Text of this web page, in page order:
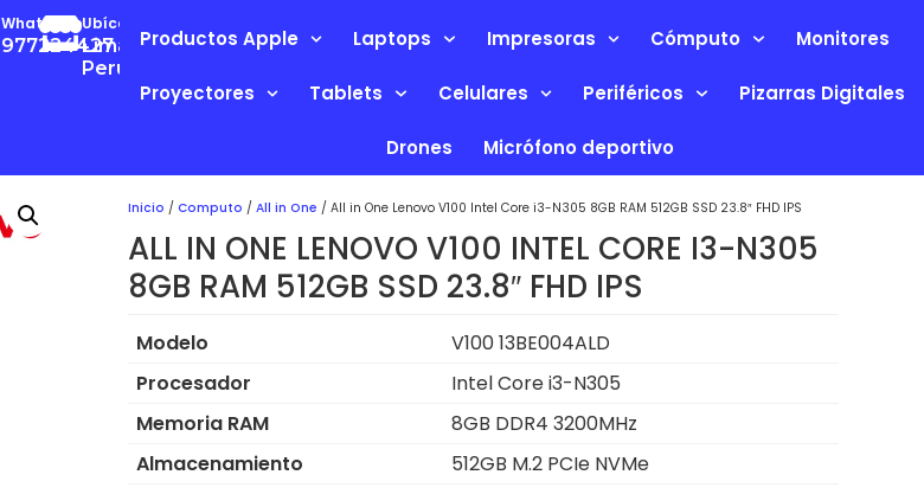
Whatsapp
977224427
Ubícanos
Lima-
Perú
Productos Apple Laptops Impresoras Cómputo Monitores
Proyectores Tablets Celulares Periféricos Pizarras Digitales
Drones Micrófono deportivo
Inicio / Computo / All in One / All in One Lenovo V100 Intel Core i3-N305 8GB RAM 512GB SSD 23.8″ FHD IPS
ALL IN ONE LENOVO V100 INTEL CORE I3-N305
8GB RAM 512GB SSD 23.8″ FHD IPS
Modelo
V100 13BE004ALD
Procesador
Intel Core i3-N305
Memoria RAM
8GB DDR4 3200MHz
Almacenamiento
512GB M.2 PCIe NVMe